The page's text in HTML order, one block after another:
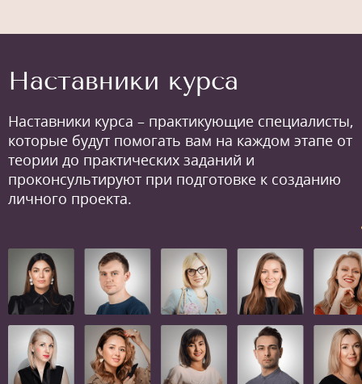
Наставники курса
Наставники курса – практикующие специалисты,
которые будут помогать вам на каждом этапе от
теории до практических заданий и
проконсультируют при подготовке к созданию
личного проекта.